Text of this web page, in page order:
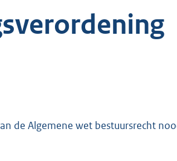
de Algemene wet bestuursrecht